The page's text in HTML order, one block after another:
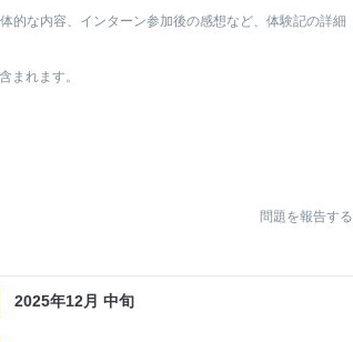
的な内容、インターン参加後の感想など、体験記の詳細
まれます。
問題を報告する
2025年12月 中旬